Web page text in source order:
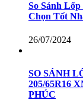
So Sánh
Chọn Tốt
26/07/2024
SO SÁNH
205/65R16
PHÚC